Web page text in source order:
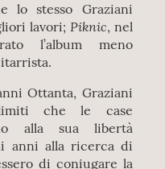
lo stesso Graziani
lavori; Piknic, nel
l’album meno
Ottanta, Graziani
che le case
alla sua libertà
anni alla ricerca di
di coniugare la